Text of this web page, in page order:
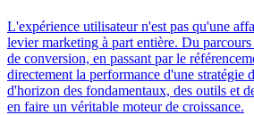
L'expérience utilisateur n'est pas qu'une
levier marketing à part entière. Du
de conversion, en passant par le
directement la performance d'une stratégie
d'horizon des fondamentaux, des outils et
en faire un véritable moteur de croissance.